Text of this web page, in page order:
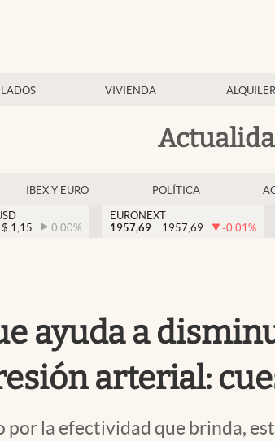
VIVIENDA ALQUILER
IBEX Y EURO POLÍTICA
$ 1,15 0.00%
EURONEXT
1957,69
1957,69 -0.01%
ayuda a
arterial:
por la efectividad que brinda,